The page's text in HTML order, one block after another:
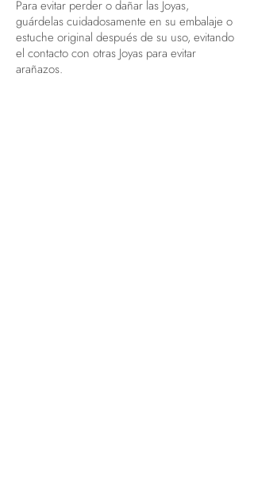
Para evitar perder o dañar las Joyas,
guárdelas cuidadosamente en su embalaje o
estuche original después de su uso, evitando
el contacto con otras Joyas para evitar
arañazos.